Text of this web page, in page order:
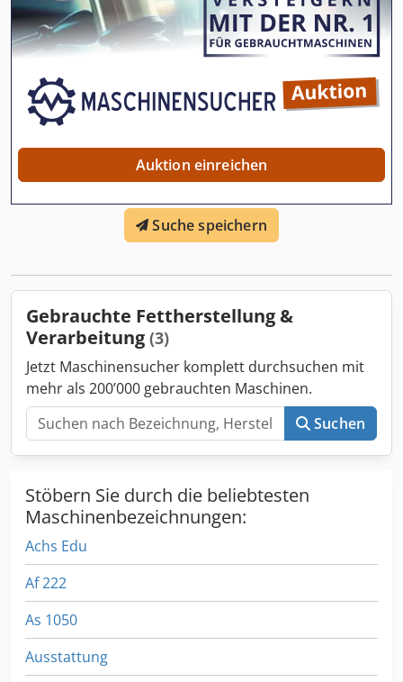
Auktion einreichen
Suche speichern
Gebrauchte Fettherstellung &
Verarbeitung (3)
Jetzt Maschinensucher komplett durchsuchen mit
mehr als 200’000 gebrauchten Maschinen.
Suchen
Stöbern Sie durch die beliebtesten
Maschinenbezeichnungen:
Achs Edu
Af 222
As 1050
Ausstattung